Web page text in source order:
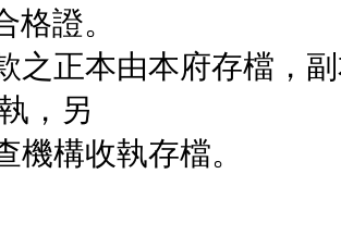
證。
之正本由本府存檔，
，另
機構收執存檔。